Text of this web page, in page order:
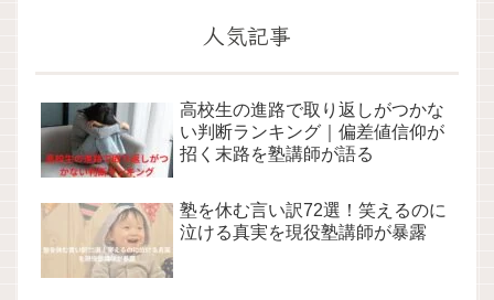
人気記事
高校生の進路で取り返しがつかな
い判断ランキング｜偏差値信仰が
招く末路を塾講師が語る
塾を休む言い訳72選！笑えるのに
泣ける真実を現役塾講師が暴露